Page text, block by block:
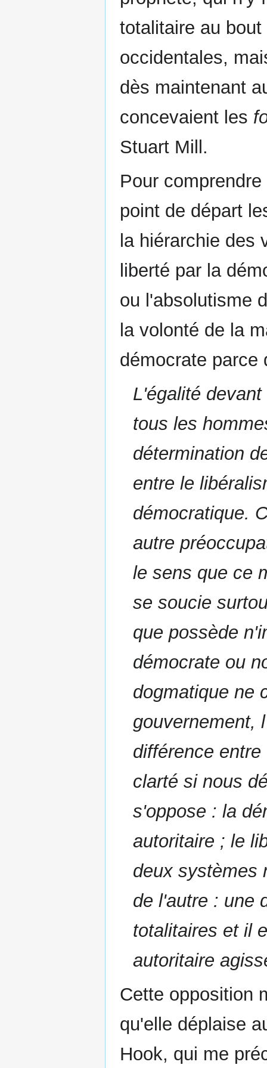
totalitaire au
occidentales,
dès maintenant
concevaient les
Stuart Mill.
Pour
point de départ
la hiérarchie des
liberté par la
ou l'absolutisme
la volonté de la
démocrate parce
L'égalité
tous les
détermination
entre le
démocratique.
autre
le sens que ce
se soucie
que possède
démocrate ou
dogmatique ne
gouvernement,
différence
clarté si nous
s'oppose : la
autoritaire ; le
deux systèmes
de l'autre : une
totalitaires et il
autoritaire
Cette opposition
qu'elle déplaise
Hook, qui me